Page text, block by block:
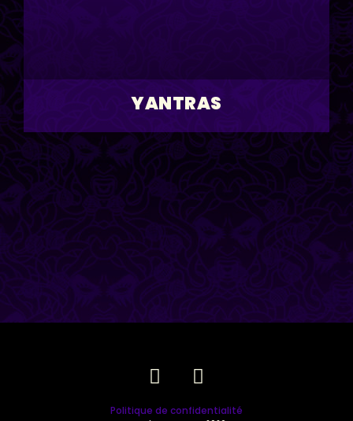
YANTRAS
Politique de confidentialité